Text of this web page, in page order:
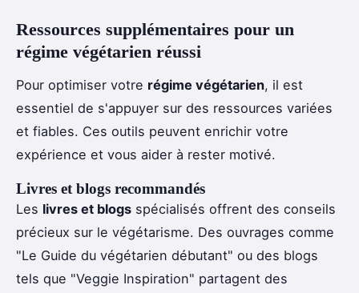
Ressources supplémentaires pour un
régime végétarien réussi
Pour optimiser votre régime végétarien, il est
essentiel de s'appuyer sur des ressources variées
et fiables. Ces outils peuvent enrichir votre
expérience et vous aider à rester motivé.
Livres et blogs recommandés
Les livres et blogs spécialisés offrent des conseils
précieux sur le végétarisme. Des ouvrages comme
"Le Guide du végétarien débutant" ou des blogs
tels que "Veggie Inspiration" partagent des